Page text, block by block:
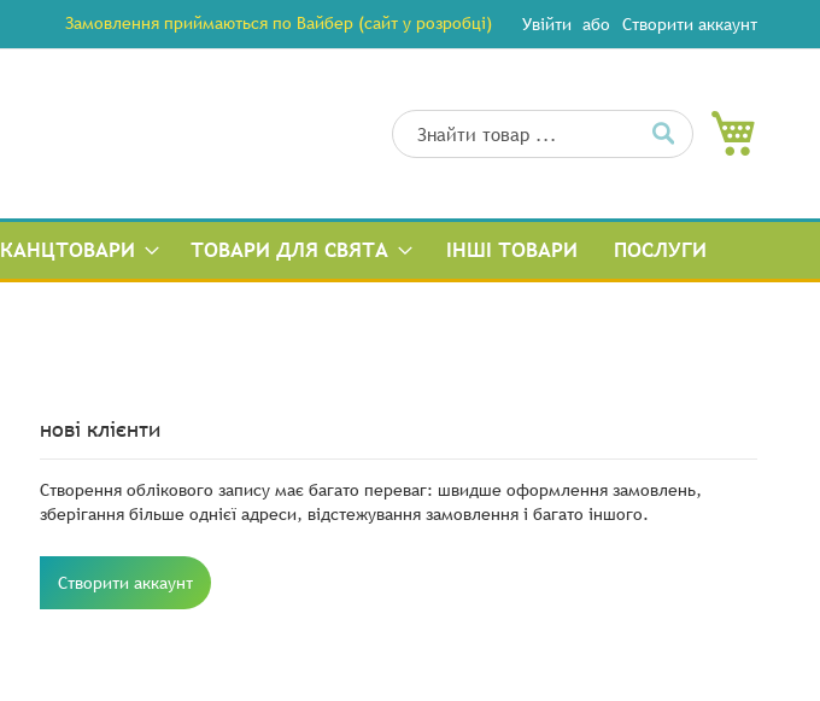
Замовлення приймаються по Вайбер (сайт у розробці) Увійти Створити аккаунт
Пошук
Пошук
КАНЦТОВАРИ ТОВАРИ ДЛЯ СВЯТА ІНШІ ТОВАРИ ПОСЛУГИ
нові клієнти
Створення облікового запису має багато переваг: швидше оформлення замовлень,
зберігання більше однієї адреси, відстежування замовлення і багато іншого.
Створити аккаунт